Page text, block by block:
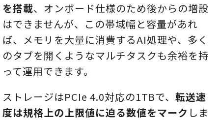
を搭載、オンボード仕様のため後からの増設
はできませんが、この帯域幅と容量があれ
ば、メモリを大量に消費するAI処理や、多く
のタブを開くようなマルチタスクも余裕を持
って運用できます。
ストレージはPCIe 4.0対応の1TBで、 転送速
度は規格上の上限値に迫る数値をマーク しま